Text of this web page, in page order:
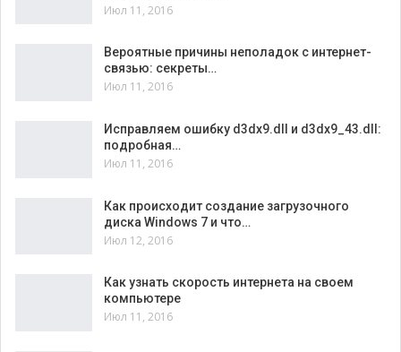
Июл 11, 2016
Вероятные причины неполадок с интернет-
связью: секреты…
Июл 11, 2016
Исправляем ошибку d3dx9.dll и d3dx9_43.dll:
подробная…
Июл 11, 2016
Как происходит создание загрузочного
диска Windows 7 и что…
Июл 12, 2016
Как узнать скорость интернета на своем
компьютере
Июл 11, 2016